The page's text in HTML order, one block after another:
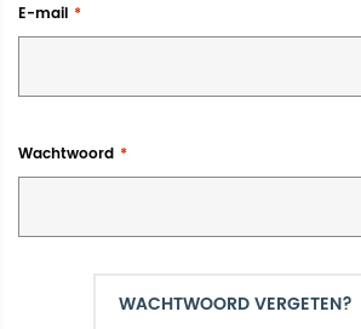
E-mail
Wachtwoord
WACHTWOORD VERGETEN?